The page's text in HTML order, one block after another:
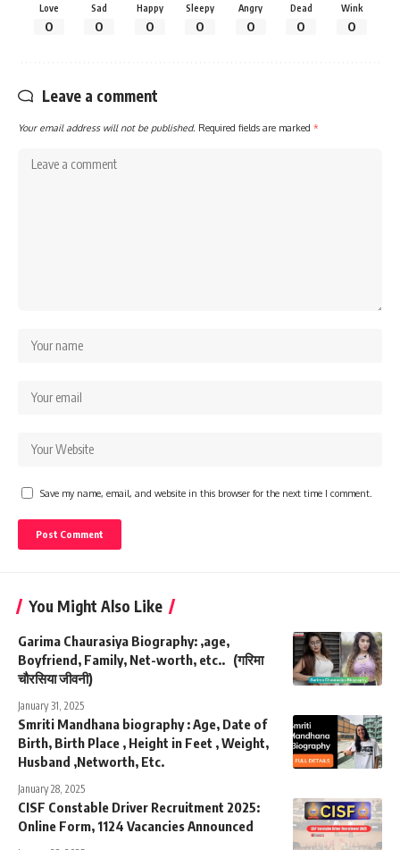
Love
0
Sad
0
Happy
0
Sleepy
0
Angry
0
Dead
0
Wink
0
Leave a comment
Your email address will not be published. Required fields are marked *
Save my name, email, and website in this browser for the next time I comment.
You Might Also Like
Garima Chaurasiya Biography: ,age,
Boyfriend, Family, Net-worth, etc.. (गरिमा
चौरसिया जीवनी)
January 31, 2025
Smriti Mandhana biography : Age, Date of
Birth, Birth Place , Height in Feet , Weight,
Husband ,Networth, Etc.
January 28, 2025
CISF Constable Driver Recruitment 2025:
Online Form, 1124 Vacancies Announced